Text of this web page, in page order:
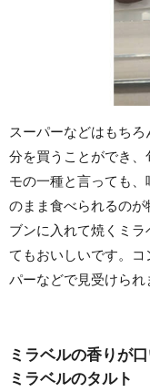
スーパーなどはもち
分を買うことができ
モの一種と言っても
のまま食べられるの
ブンに入れて焼くミ
てもおいしいです。
パーなどで見受けられ
ミラベルの香りが
ミラベルのタルト